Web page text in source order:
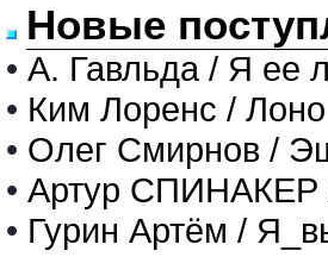
Новые
• А. Гавльда / Я ее
• Ким Лоренс /
• Олег Смирнов /
• Артур СПИНАКЕР
• Гурин Артём /